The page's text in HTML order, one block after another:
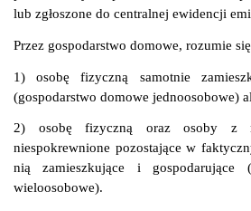
lub zgłoszone do centralnej ewidencji
Przez gospodarstwo domowe, rozumie
1) osobę fizyczną samotnie
(gospodarstwo domowe jednoosobowe)
2) osobę fizyczną oraz osoby z
niespokrewnione pozostające w
nią zamieszkujące i gospodarujące
wieloosobowe).